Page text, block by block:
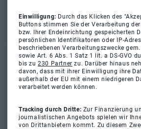
Einwilligung: Durch das Klicken des
Buttons stimmen Sie der Verarbeitung
bzw. Ihrer Endeinrichtung gespeicherten
persönlichen Identifikatoren oder IP-
beschriebenen Verarbeitungszwecke
sowie Art. 6 Abs. 1 Satz 1 lit. a DS-GVO
bis zu230 Partner zu. Darüber hinaus
davon, dass mit ihrer Einwilligung ihre
außerhalb der EU mit einem niedrigeren
verarbeitet werden können.
Tracking durch Dritte: Zur Finanzierung
journalistischen Angebots spielen wir
von Drittanbietern kommt. Zu diesem